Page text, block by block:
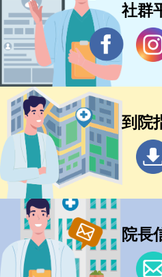
社群
到院
院長